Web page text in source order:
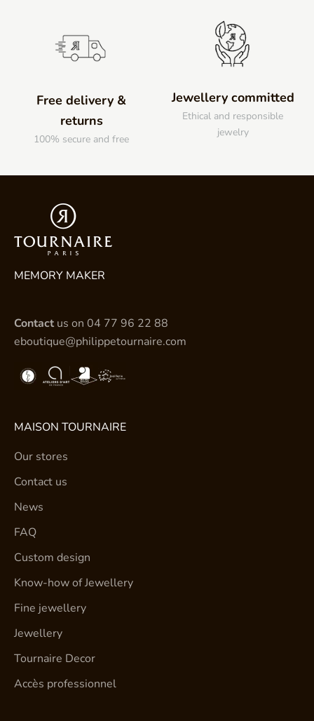
Free delivery &
returns
100% secure and free
Jewellery committed
Ethical and responsible
jewelry
MEMORY MAKER
Contact us on 04 77 96 22 88
eboutique@philippetournaire.com
MAISON TOURNAIRE
Our stores
Contact us
News
FAQ
Custom design
Know-how of Jewellery
Fine jewellery
Jewellery
Tournaire Decor
Accès professionnel